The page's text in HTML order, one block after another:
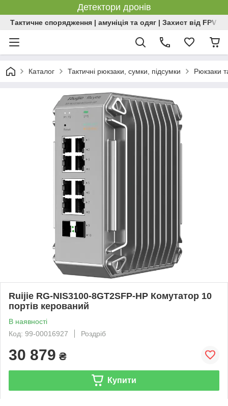
Детектори дронів
Тактичне спорядження | амуніція та одяг | Захист від FPV |
Каталог Тактичні рюкзаки, сумки, підсумки Рюкзаки
Ruijie RG-NIS3100-8GT2SFP-HP Комутатор 10
портів керований
В наявності
Код: 99-00016927
Роздріб
30 879 ₴
Купити